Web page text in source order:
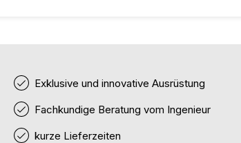
Exklusive und innovative Ausrüstung
Fachkundige Beratung vom Ingenieur
kurze Lieferzeiten